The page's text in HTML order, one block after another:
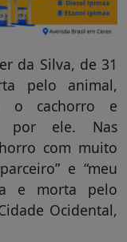
da Silva, de 31
pelo animal,
o cachorro e
por ele. Nas
com muito
e “meu
e morta pelo
Ocidental,